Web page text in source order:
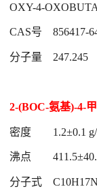
OXY-4-
CAS号 856417-
分子量 247.245
2-(BOC-氨基)-4-
密度 1.2±0.1
沸点
分子式